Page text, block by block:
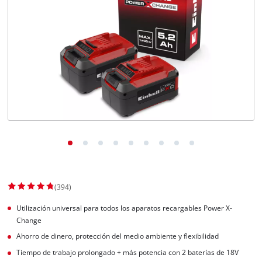
(394)
Utilización universal para todos los aparatos recargables Power X-
Change
Ahorro de dinero, protección del medio ambiente y flexibilidad
Tiempo de trabajo prolongado + más potencia con 2 baterías de 18V